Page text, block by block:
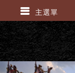
主選單